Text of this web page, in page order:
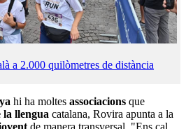
a 2.000 quilòmetres de distància
hi ha moltes associacions que
la llengua catalana, Rovira apunta a la